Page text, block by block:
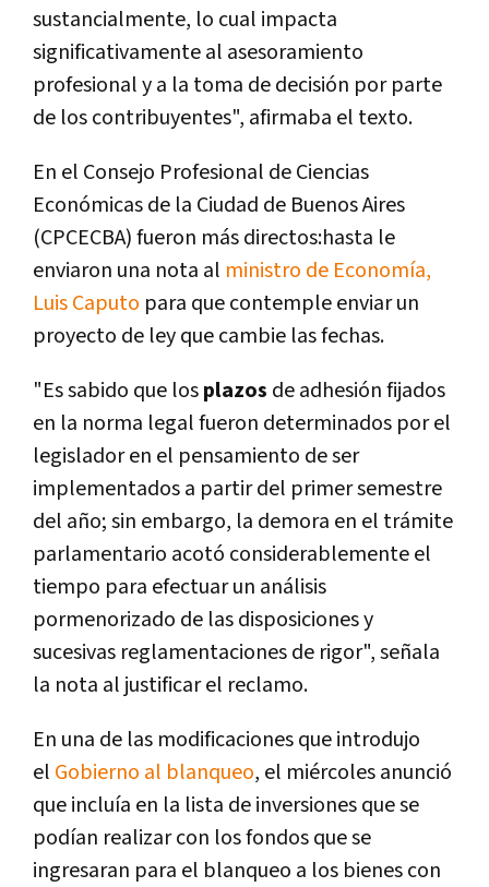
sustancialmente, lo cual impacta
significativamente al asesoramiento
profesional y a la toma de decisión por parte
de los contribuyentes", afirmaba el texto.
En el Consejo Profesional de Ciencias
Económicas de la Ciudad de Buenos Aires
(CPCECBA) fueron más directos:hasta le
enviaron una nota al ministro de Economía,
Luis Caputo para que contemple enviar un
proyecto de ley que cambie las fechas.
"Es sabido que losplazos de adhesión fijados
en la norma legal fueron determinados por el
legislador en el pensamiento de ser
implementados a partir del primer semestre
del año; sin embargo, la demora en el trámite
parlamentario acotó considerablemente el
tiempo para efectuar un análisis
pormenorizado de las disposiciones y
sucesivas reglamentaciones de rigor", señala
la nota al justificar el reclamo.
En una de las modificaciones que introdujo
el Gobierno al blanqueo, el miércoles anunció
que incluía en la lista de inversiones que se
podían realizar con los fondos que se
ingresaran para el blanqueo a los bienes con